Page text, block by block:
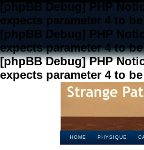
[phpBB Debug] PHP
expects parameter 4 to
[phpBB Debug] PHP
expects parameter 4 to
[phpBB Debug] PHP
expects parameter 4 to
HOME PHYSIQUE